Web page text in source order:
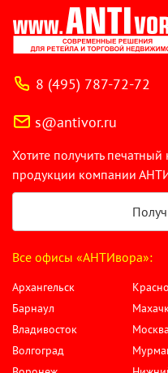
8 (495) 787-72-72
s@antivor.ru
Хотите получить печатный
продукции компании
Все офисы «АНТИвора»:
Архангельск
Барнаул
Владивосток
Волгоград
Москва